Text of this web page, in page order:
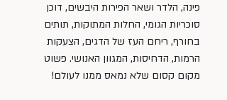
פינה, הלדר ושאר הפירות היבשים, דוכן
סוכריות הגומי, החלות המתוקות, תותים
בחורף, ריחם העז של הדגים, הצעקות
הרמות, הדחיסות, המגוון האנושי. פשוט
מקום קסום שלא נמאס ממנו לעולם!